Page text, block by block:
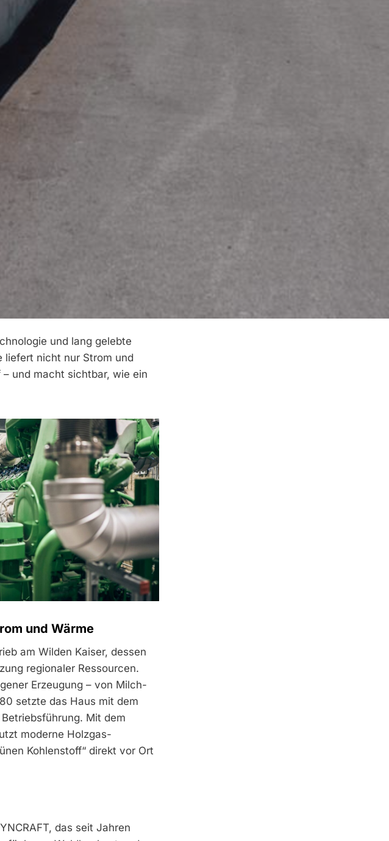
und lang gelebte
liefert nicht nur Strom und
und macht sichtbar, wie ein
und Wärme
am Wilden Kaiser, dessen
regionaler Ressourcen.
Erzeugung – von Milch-
setzte das Haus mit dem
Mit dem
moderne Holzgas-
Kohlenstoff“ direkt vor Ort
das seit Jahren